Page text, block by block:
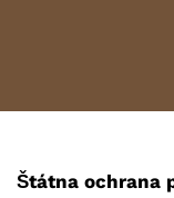
Štátna ochrana